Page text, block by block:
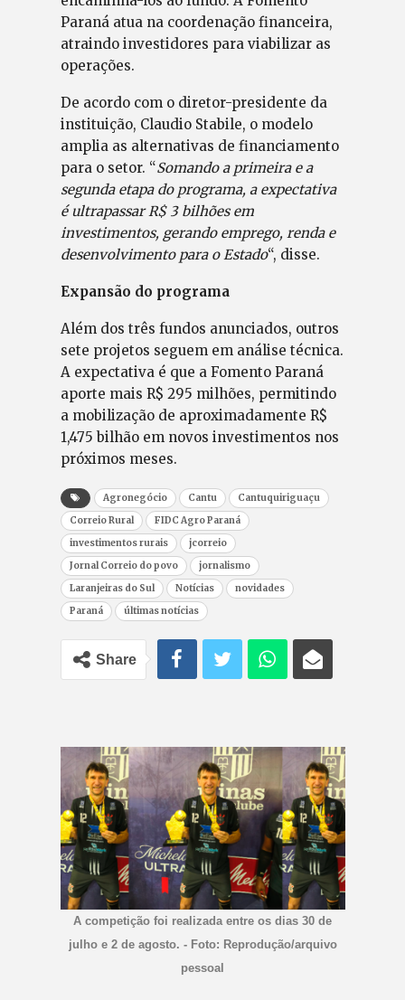
Paraná atua na coordenação financeira,
atraindo investidores para viabilizar as
operações.
De acordo com o diretor-presidente da
instituição, Claudio Stabile, o modelo
amplia as alternativas de financiamento
para o setor. “Somando a primeira e a
segunda etapa do programa, a expectativa
é ultrapassar R$ 3 bilhões em
investimentos, gerando emprego, renda e
desenvolvimento para o Estado“, disse.
Expansão do programa
Além dos três fundos anunciados, outros
sete projetos seguem em análise técnica.
A expectativa é que a Fomento Paraná
aporte mais R$ 295 milhões, permitindo
a mobilização de aproximadamente R$
1,475 bilhão em novos investimentos nos
próximos meses.
Agronegócio Cantu
Cantuquiriguaçu
Correio Rural
FIDC Agro Paraná
investimentos rurais
jcorreio
Jornal Correio do povo
jornalismo
Laranjeiras do Sul
Notícias
novidades
Paraná
últimas notícias
Share
A competição foi realizada entre os dias 30 de
julho e 2 de agosto. - Foto: Reprodução/arquivo
pessoal